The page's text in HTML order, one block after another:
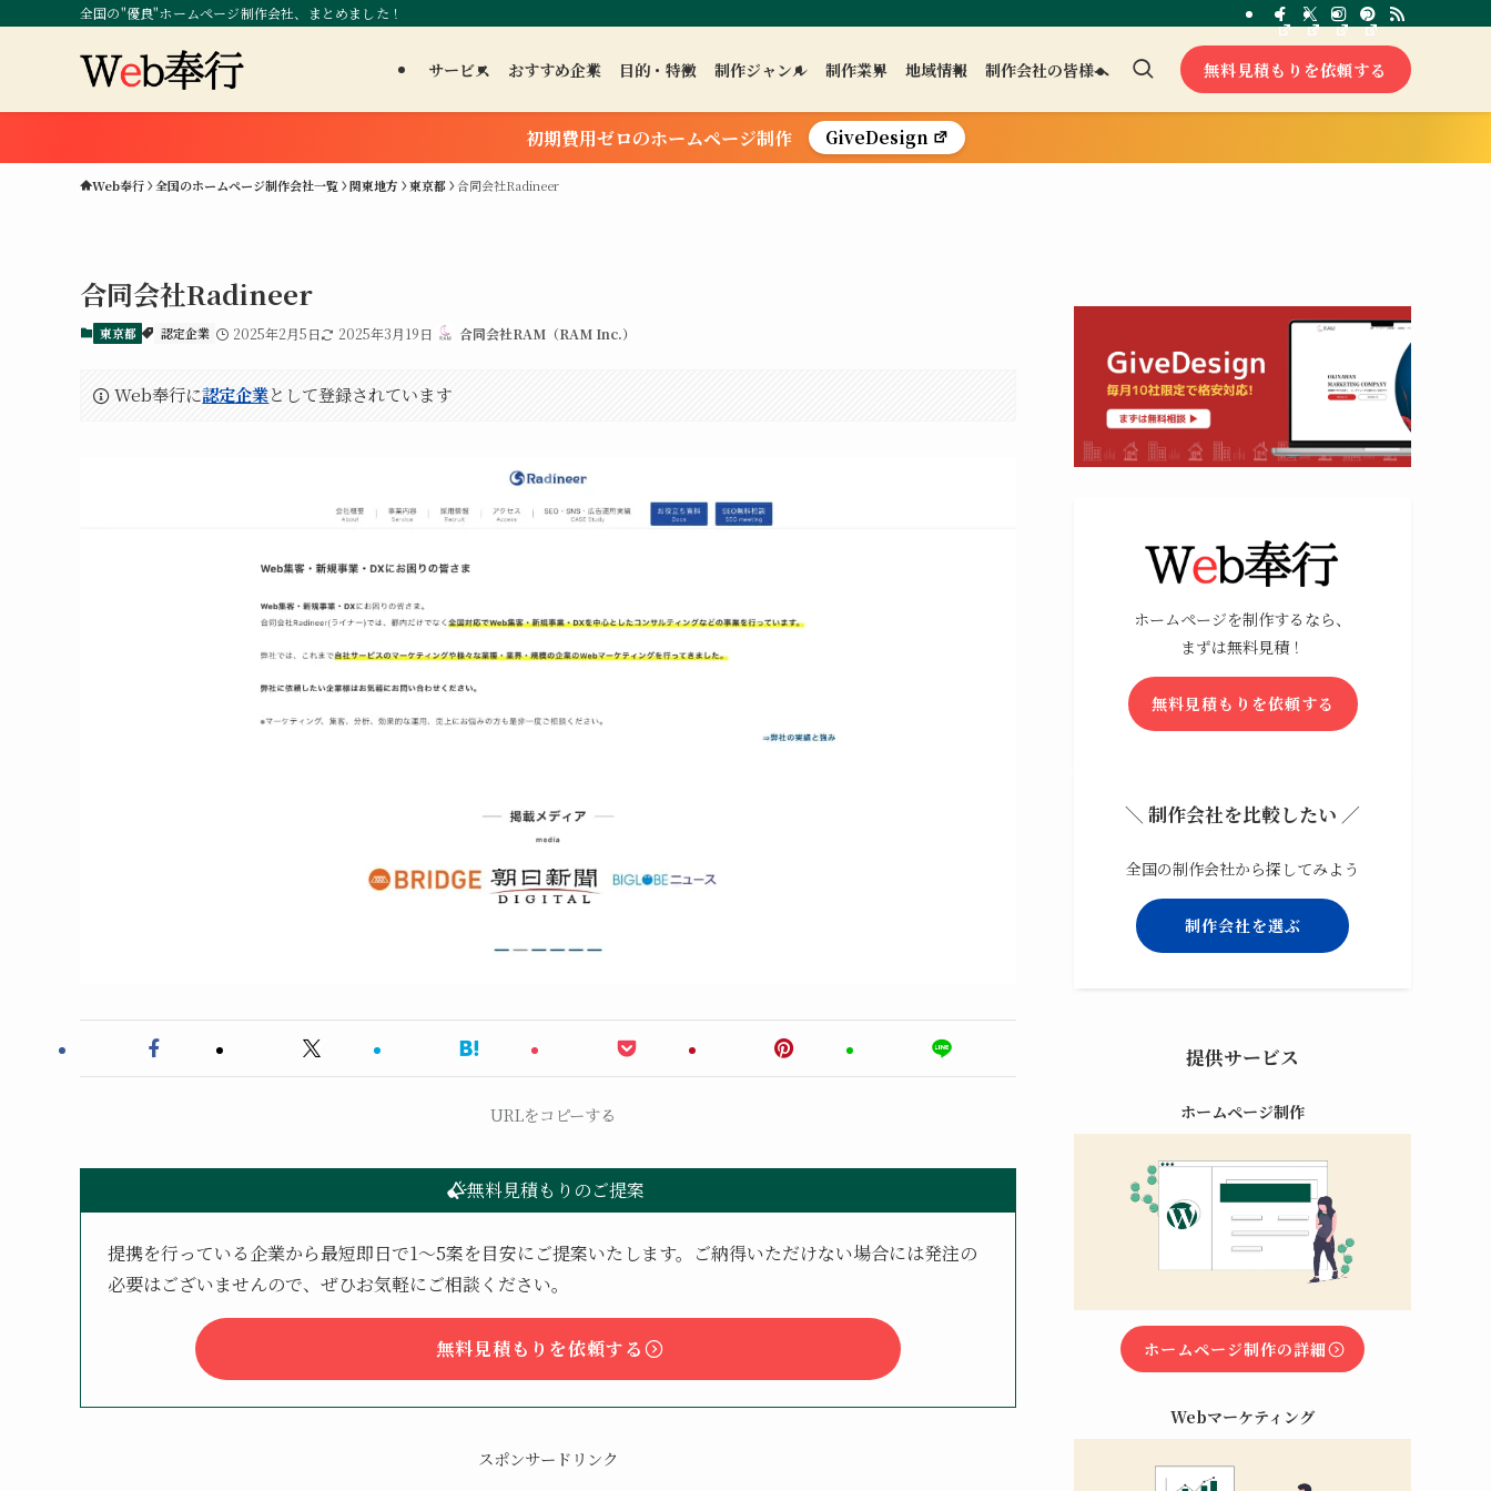
全国の"優良"ホームページ制作会社、まとめました！
サービス おすすめ企業 目的・特徴 制作ジャンル 制作業界 地域情報 制作会社の皆様へ 無料見積もりを依頼する
初期費用ゼロのホームページ制作 GiveDesign
Web奉行 全国のホームページ制作会社一覧 関東地方 東京都 合同会社Radineer
合同会社Radineer
東京都 認定企業 2025年2月5日 2025年3月19日 合同会社RAM（RAM Inc.）
Web奉行に認定企業として登録されています
URLをコピーする
無料見積もりのご提案
提携を行っている企業から最短即日で1〜5案を目安にご提案いたします。ご納得いただけない場合には発注の
必要はございませんので、ぜひお気軽にご相談ください。
無料見積もりを依頼する
スポンサードリンク
ホームページを制作するなら、
まずは無料見積！
無料見積もりを依頼する
＼ 制作会社を比較したい ／
全国の制作会社から探してみよう
制作会社を選ぶ
提供サービス
ホームページ制作
ホームページ制作の詳細
Webマーケティング